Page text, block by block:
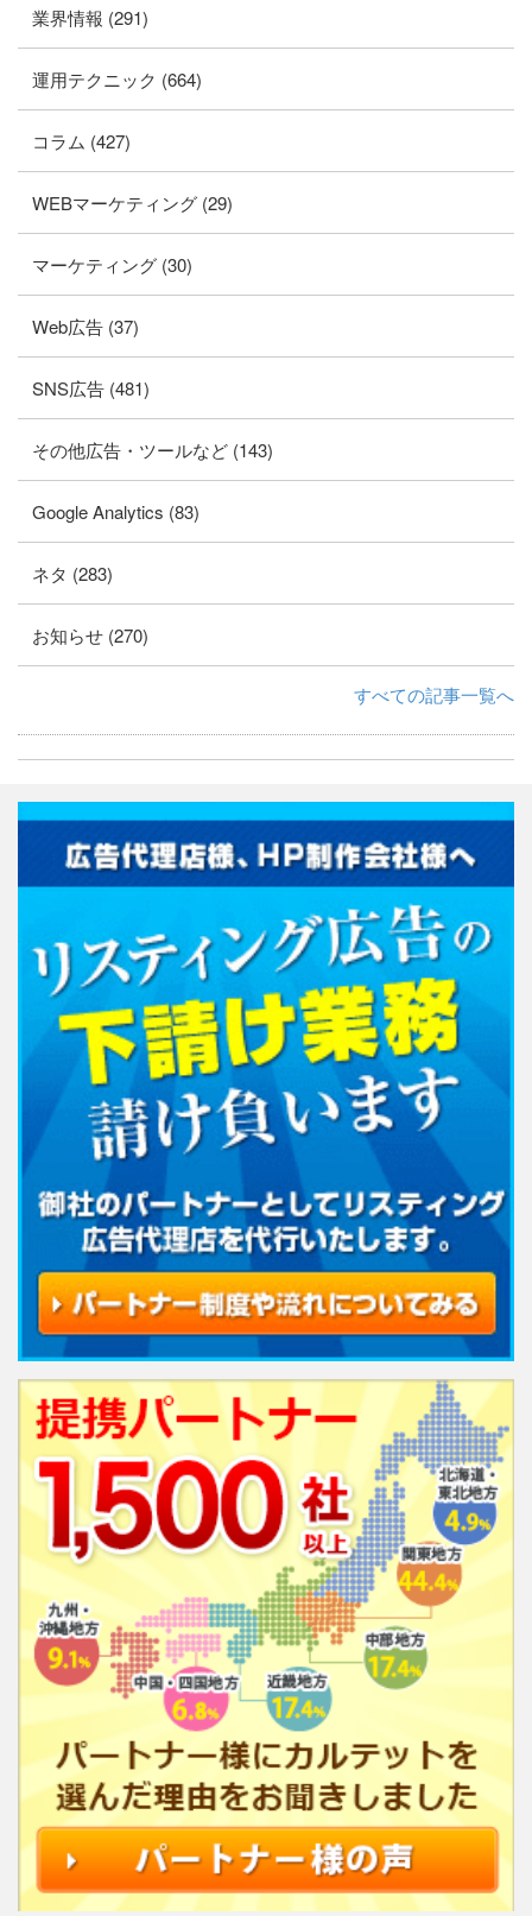
業界情報 (291)
運用テクニック (664)
コラム (427)
WEBマーケティング (29)
マーケティング (30)
Web広告 (37)
SNS広告 (481)
その他広告・ツールなど (143)
Google Analytics (83)
ネタ (283)
お知らせ (270)
すべての記事一覧へ